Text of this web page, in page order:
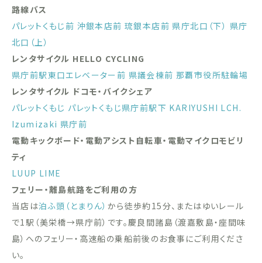
路線バス
パレットくもじ前 沖銀本店前 琉銀本店前 県庁北口（下） 県庁
北口（上）
レンタサイクル HELLO CYCLING
県庁前駅東口エレベーター前 県議会棟前 那覇市役所駐輪場
レンタサイクル ドコモ・バイクシェア
パレットくもじ パレットくもじ県庁前駅下 KARIYUSHI LCH.
Izumizaki 県庁前
電動キックボード・電動アシスト自転車・電動マイクロモビリ
ティ
LUUP LIME
フェリー・離島航路をご利用の方
当店は泊ふ頭（とまりん） から徒歩約15分、またはゆいレール
で1駅（美栄橋→県庁前）です。慶良間諸島（渡嘉敷島・座間味
島）へのフェリー・高速船の乗船前後のお食事にご利用くださ
い。